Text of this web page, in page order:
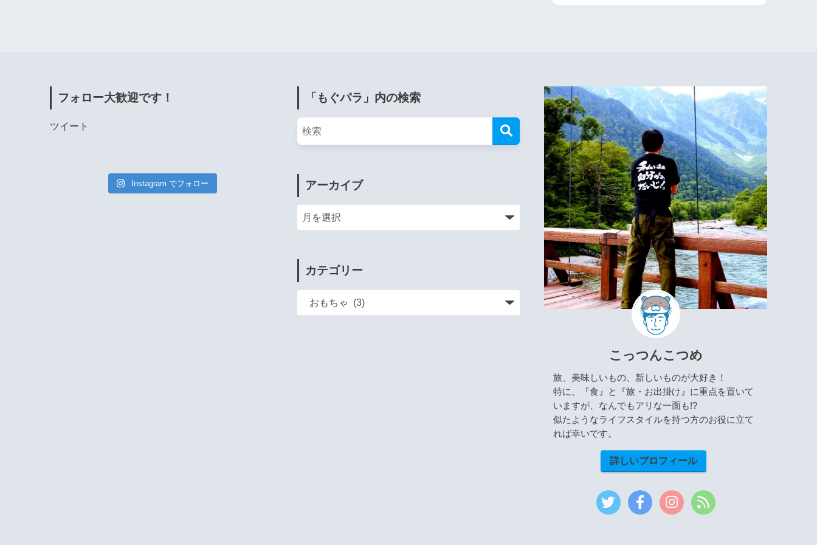
フォロー大歓迎です！
ツイート
Instagram でフォロー
「もぐパラ」内の検索
アーカイブ
カテゴリー
こっつんこつめ
旅、美味しいもの、新しいものが大好き！
特に、『食』と『旅・お出掛け』に重点を置いて
いますが、なんでもアリな一面も!?
似たようなライフスタイルを持つ方のお役に立て
れば幸いです。
詳しいプロフィール